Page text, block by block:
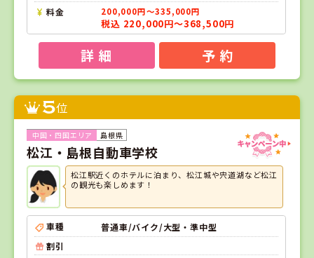
料金
200,000円～335,000円
税込 220,000円～368,500円
詳 細 予 約
5位
島根県
松江・島根自動車学校
松江駅近くのホテルに泊まり、松江城や宍道湖など松江
の観光も楽しめます！
車種
普通車/バイク/大型・準中型
割引